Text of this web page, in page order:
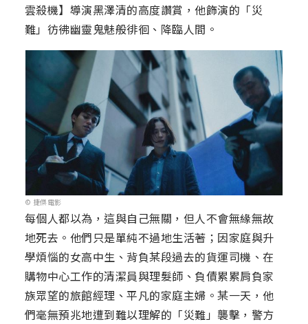
雲殺機】導演黑澤清的高度讚賞，他飾演的「災
難」彷彿幽靈鬼魅般徘徊、降臨人間。
© 捷傑電影
每個人都以為，這與自己無關，但人不會無緣無故
地死去。他們只是單純不過地生活著；因家庭與升
學煩惱的女高中生、背負某段過去的貨運司機、在
購物中心工作的清潔員與理髮師、負債累累肩負家
族眾望的旅館經理、平凡的家庭主婦。某一天，他
們毫無預兆地遭到難以理解的「災難」襲擊，警方